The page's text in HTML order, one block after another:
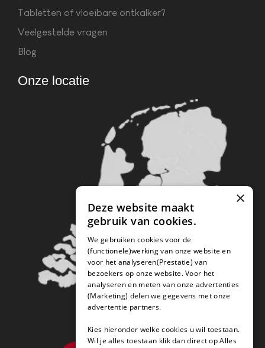
Tabletten of vloeibare ontkalker?
Veelgestelde vragen
Blog
Onze locatie
×
Deze website maakt
gebruik van cookies.
We gebruiken cookies voor de
(functionele)werking van onze website en
voor het analyseren(Prestatie) van
bezoekers op onze website. Voor het
analyseren en meten van onze advertenties
(Marketing) delen we gegevens met onze
advertentie partners.
Kies hieronder welke cookies u wil toestaan.
Wil je alles toestaan klik dan direct op Alles